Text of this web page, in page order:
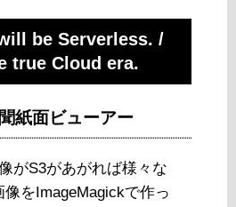
be Serverless. /
true Cloud era.
紙面ビューアー
がS3があがれば様々な
像をImageMagickで作っ